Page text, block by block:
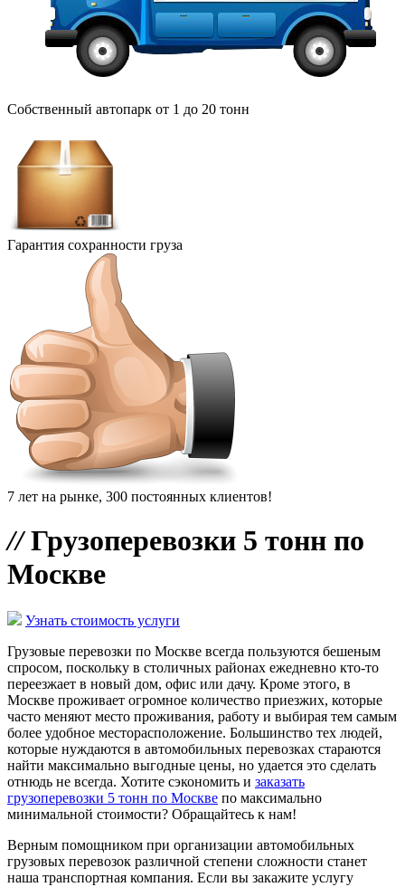
Собственный автопарк от 1 до 20 тонн
Гарантия сохранности груза
7 лет на рынке, 300 постоянных клиентов!
//Грузоперевозки 5 тонн по
Москве
Узнать стоимость услуги
Грузовые перевозки по Москве всегда пользуются бешеным
спросом, поскольку в столичных районах ежедневно кто-то
переезжает в новый дом, офис или дачу. Кроме этого, в
Москве проживает огромное количество приезжих, которые
часто меняют место проживания, работу и выбирая тем самым
более удобное месторасположение. Большинство тех людей,
которые нуждаются в автомобильных перевозках стараются
найти максимально выгодные цены, но удается это сделать
отнюдь не всегда. Хотите сэкономить и заказать
грузоперевозки 5 тонн по Москве по максимально
минимальной стоимости? Обращайтесь к нам!
Верным помощником при организации автомобильных
грузовых перевозок различной степени сложности станет
наша транспортная компания. Если вы закажите услугу